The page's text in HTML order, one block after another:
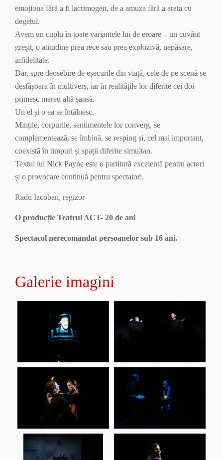
emoționa fără a fi lacrimogen, de a amuza fără a arata cu
degetul.
Avem un cuplu în toate variantele lui de eroare – un cuvânt
greșit, o atitudine prea rece sau prea explozivă, nepăsare,
infidelitate.
Dar, spre deosebire de eșecurile din viață, cele de pe scenă se
desfășoara în multivers, iar în realitățile lor diferite cei doi
primesc mereu altă șansă.
Un el și o ea se întâlnesc.
Mințile, corpurile, sentimentele lor converg, se
complementează, se îmbină, se resping și, cel mai important,
coexistă în timpuri și spații diferite simultan.
Textul lui Nick Payne este o partitură excelentă pentru actori
și o provocare continuă pentru spectatori.
Radu Iacoban, regizor
O producție Teatrul ACT- 20 de ani
Spectacol nerecomandat persoanelor sub 16 ani.
Galerie imagini